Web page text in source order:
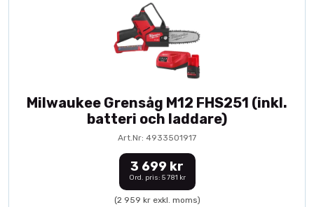
Milwaukee Grensåg M12 FHS251 (inkl.
batteri och laddare)
Art.Nr: 4933501917
3 699 kr
Ord. pris: 5 781 kr
(2 959 kr exkl. moms)